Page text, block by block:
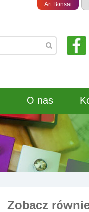
Art Bonsai
O nas
Zobacz